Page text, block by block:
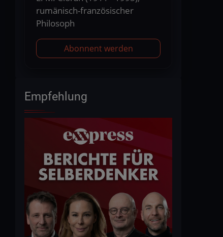
rumänisch-französischer
Philosoph
Abonnent werden
Empfehlung